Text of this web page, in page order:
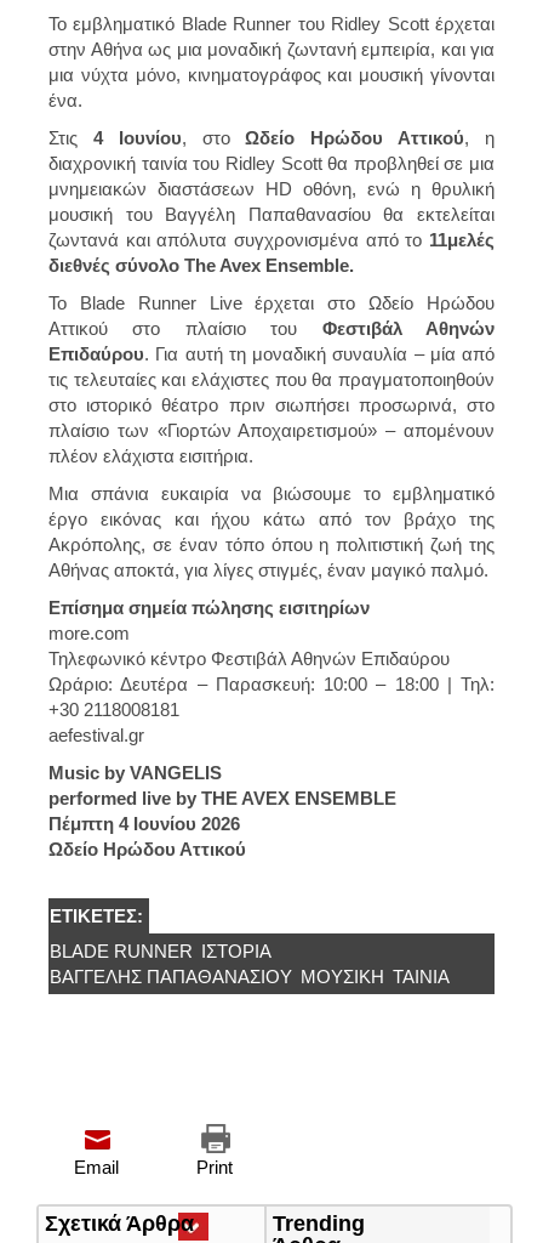
Το εμβληματικό Blade Runner του Ridley Scott έρχεται
στην Αθήνα ως μια μοναδική ζωντανή εμπειρία, και για
μια νύχτα μόνο, κινηματογράφος και μουσική γίνονται
ένα.
Στις 4 Ιουνίου, στοΩδείο Ηρώδου Αττικού, η
διαχρονική ταινία του Ridley Scott θα προβληθεί σε μια
μνημειακών διαστάσεων HD οθόνη, ενώ η θρυλική
μουσική του Βαγγέλη Παπαθανασίου θα εκτελείται
ζωντανά και απόλυτα συγχρονισμένα από το 11μελές
διεθνές σύνολο The Avex Ensemble.
Το Blade Runner Live έρχεται στο Ωδείο Ηρώδου
Αττικού στο πλαίσιο του Φεστιβάλ Αθηνών
Επιδαύρου. Για αυτή τη μοναδική συναυλία – μία από
τις τελευταίες και ελάχιστες που θα πραγματοποιηθούν
στο ιστορικό θέατρο πριν σιωπήσει προσωρινά, στο
πλαίσιο των «Γιορτών Αποχαιρετισμού» – απομένουν
πλέον ελάχιστα εισιτήρια.
Μια σπάνια ευκαιρία να βιώσουμε το εμβληματικό
έργο εικόνας και ήχου κάτω από τον βράχο της
Ακρόπολης, σε έναν τόπο όπου η πολιτιστική ζωή της
Αθήνας αποκτά, για λίγες στιγμές, έναν μαγικό παλμό.
Επίσημα σημεία πώλησης εισιτηρίων
more.com
Τηλεφωνικό κέντρο Φεστιβάλ Αθηνών Επιδαύρου
Ωράριο: Δευτέρα – Παρασκευή: 10:00 – 18:00 | Τηλ:
+30 2118008181
aefestival.gr
Music by VANGELIS
performed live by THE AVEX ENSEMBLE
Πέμπτη 4 Ιουνίου 2026
Ωδείο Ηρώδου Αττικού
ΕΤΙΚΈΤΕΣ:
BLADE RUNNER ΙΣΤΟΡΊΑ
ΒΑΓΓΕΛΗΣ ΠΑΠΑΘΑΝΑΣΙΟΥ ΜΟΥΣΙΚΗ ΤΑΙΝΙΑ
Print
Email
Σχετικά Άρθρα(ενεργήTrending